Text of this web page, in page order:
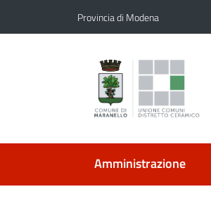
Provincia di Modena
Amministrazione